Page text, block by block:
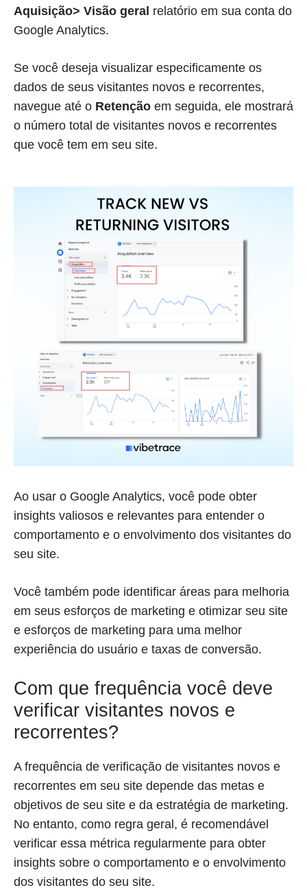
Aquisição> Visão geral relatório em sua conta do
Google Analytics.
Se você deseja visualizar especificamente os
dados de seus visitantes novos e recorrentes,
navegue até o Retenção em seguida, ele mostrará
o número total de visitantes novos e recorrentes
que você tem em seu site.
Ao usar o Google Analytics, você pode obter
insights valiosos e relevantes para entender o
comportamento e o envolvimento dos visitantes do
seu site.
Você também pode identificar áreas para melhoria
em seus esforços de marketing e otimizar seu site
e esforços de marketing para uma melhor
experiência do usuário e taxas de conversão.
Com que frequência você deve
verificar visitantes novos e
recorrentes?
A frequência de verificação de visitantes novos e
recorrentes em seu site depende das metas e
objetivos de seu site e da estratégia de marketing.
No entanto, como regra geral, é recomendável
verificar essa métrica regularmente para obter
insights sobre o comportamento e o envolvimento
dos visitantes do seu site.